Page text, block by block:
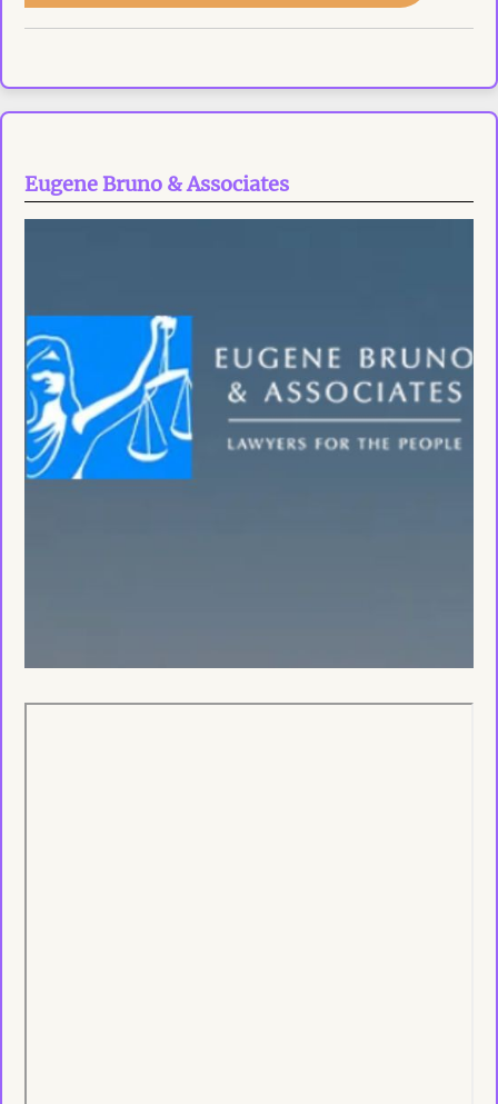
Eugene Bruno & Associates